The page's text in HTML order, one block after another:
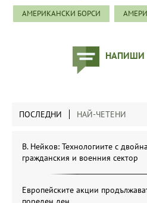
АМЕРИКАНСКИ БОРСИ
НАПИШИ
ПОСЛЕДНИ НАЙ-ЧЕТЕНИ
В. Нейков: Технологиите с
гражданския и военния сектор
Европейските акции